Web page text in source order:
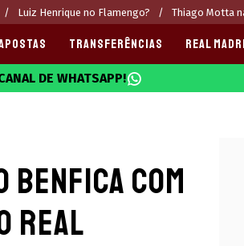
Luiz Henrique no Flamengo? Thiago Motta
TRANSFERÊNCIAS REAL
DE WHATSAPP!
Benfica com
Real